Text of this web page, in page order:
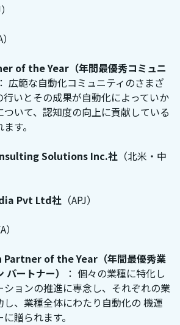
of the Year（年間最優秀コミュニ
： 広範な自動化コミュニティのさまざ
行いとその成果が自動化によっていか
いて、認知度の向上に貢献している
す。
Solutions Inc.社 （北米・中
Pvt Ltd社 （APJ）
）
of the Year（年間最優秀業
ートナー）
： 個々の業種に特化し
ションの推進に専念し、それぞれの業
、業種全体にわたり自動化の 機運
贈られます。